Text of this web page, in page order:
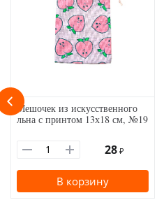
Мешочек из искусственного
льна с принтом 13х18 см, №19
28 ₽
В корзину